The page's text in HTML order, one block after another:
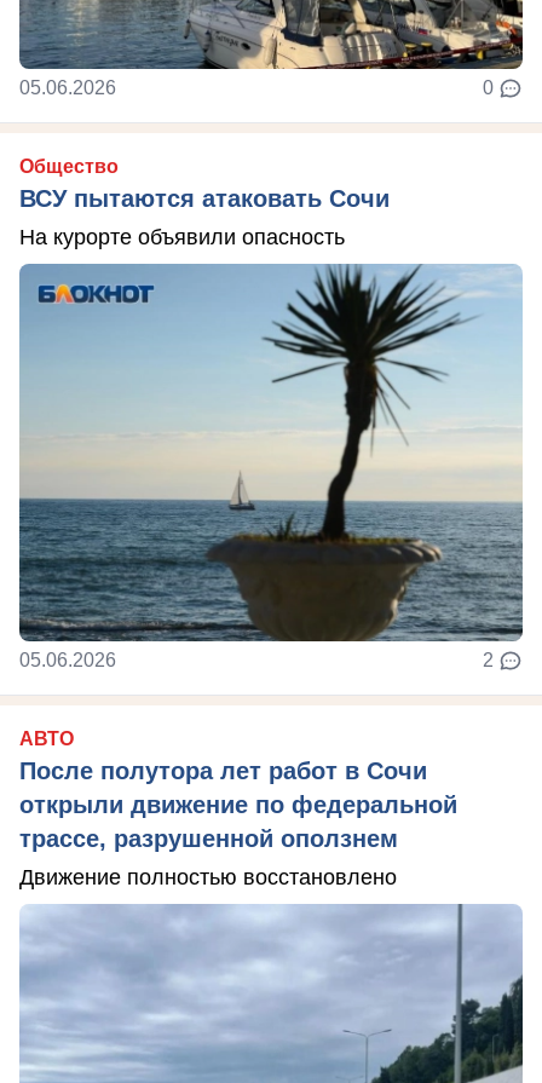
05.06.2026 0
Общество
ВСУ пытаются атаковать Сочи
На курорте объявили опасность
05.06.2026 2
АВТО
После полутора лет работ в Сочи
открыли движение по федеральной
трассе, разрушенной оползнем
Движение полностью восстановлено